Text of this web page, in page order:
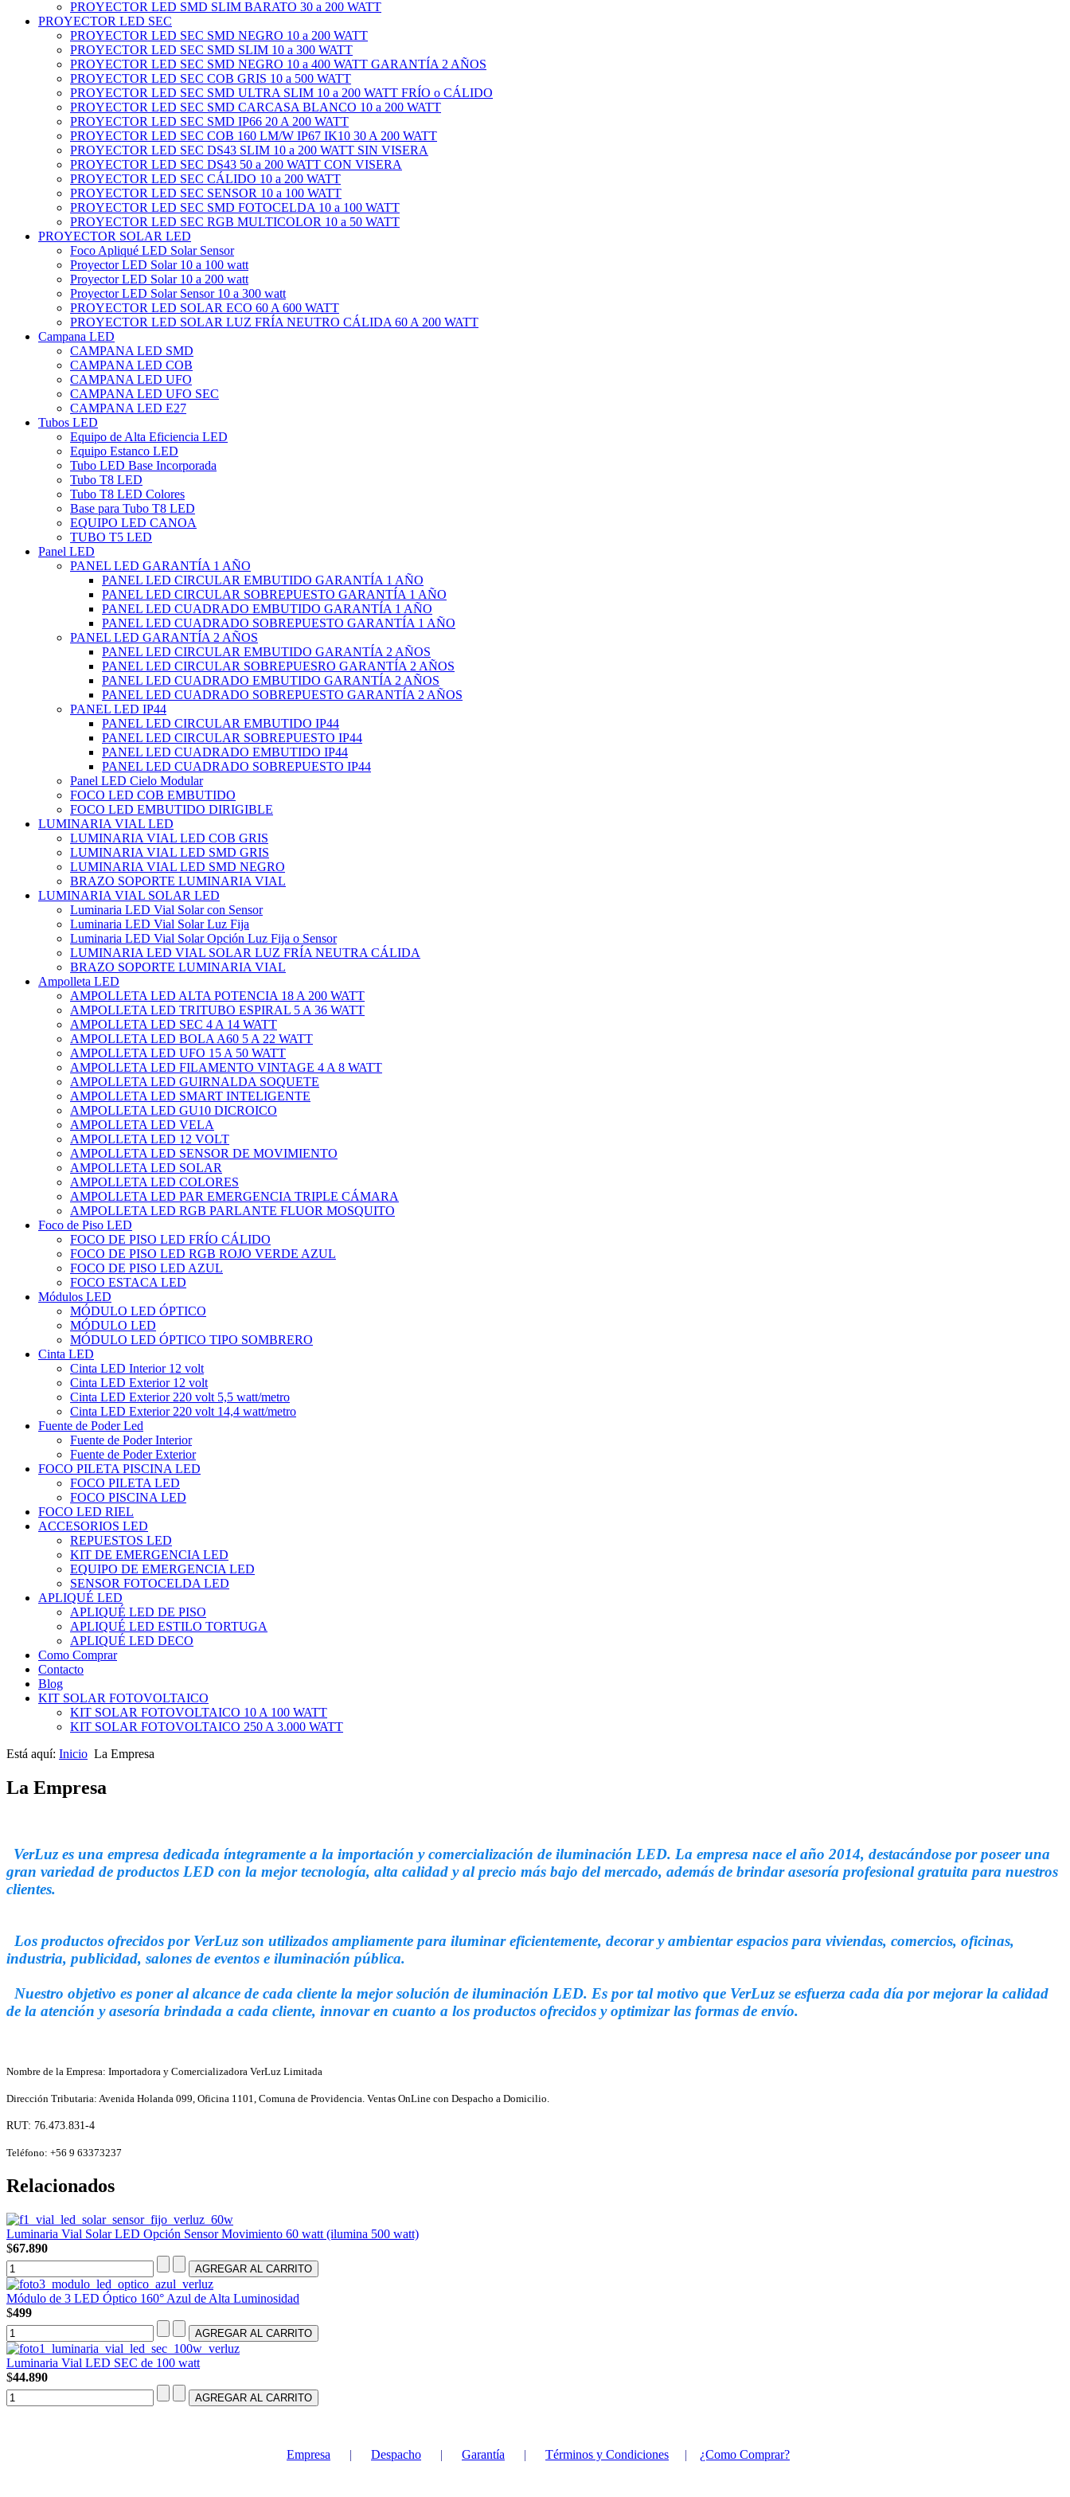
PROYECTOR LED SMD SLIM BARATO 30 a 200 WATT
PROYECTOR LED SEC
PROYECTOR LED SEC SMD NEGRO 10 a 200 WATT
PROYECTOR LED SEC SMD SLIM 10 a 300 WATT
PROYECTOR LED SEC SMD NEGRO 10 a 400 WATT GARANTÍA 2 AÑOS
PROYECTOR LED SEC COB GRIS 10 a 500 WATT
PROYECTOR LED SEC SMD ULTRA SLIM 10 a 200 WATT FRÍO o CÁLIDO
PROYECTOR LED SEC SMD CARCASA BLANCO 10 a 200 WATT
PROYECTOR LED SEC SMD IP66 20 A 200 WATT
PROYECTOR LED SEC COB 160 LM/W IP67 IK10 30 A 200 WATT
PROYECTOR LED SEC DS43 SLIM 10 a 200 WATT SIN VISERA
PROYECTOR LED SEC DS43 50 a 200 WATT CON VISERA
PROYECTOR LED SEC CÁLIDO 10 a 200 WATT
PROYECTOR LED SEC SENSOR 10 a 100 WATT
PROYECTOR LED SEC SMD FOTOCELDA 10 a 100 WATT
PROYECTOR LED SEC RGB MULTICOLOR 10 a 50 WATT
PROYECTOR SOLAR LED
Foco Apliqué LED Solar Sensor
Proyector LED Solar 10 a 100 watt
Proyector LED Solar 10 a 200 watt
Proyector LED Solar Sensor 10 a 300 watt
PROYECTOR LED SOLAR ECO 60 A 600 WATT
PROYECTOR LED SOLAR LUZ FRÍA NEUTRO CÁLIDA 60 A 200 WATT
Campana LED
CAMPANA LED SMD
CAMPANA LED COB
CAMPANA LED UFO
CAMPANA LED UFO SEC
CAMPANA LED E27
Tubos LED
Equipo de Alta Eficiencia LED
Equipo Estanco LED
Tubo LED Base Incorporada
Tubo T8 LED
Tubo T8 LED Colores
Base para Tubo T8 LED
EQUIPO LED CANOA
TUBO T5 LED
Panel LED
PANEL LED GARANTÍA 1 AÑO
PANEL LED CIRCULAR EMBUTIDO GARANTÍA 1 AÑO
PANEL LED CIRCULAR SOBREPUESTO GARANTÍA 1 AÑO
PANEL LED CUADRADO EMBUTIDO GARANTÍA 1 AÑO
PANEL LED CUADRADO SOBREPUESTO GARANTÍA 1 AÑO
PANEL LED GARANTÍA 2 AÑOS
PANEL LED CIRCULAR EMBUTIDO GARANTÍA 2 AÑOS
PANEL LED CIRCULAR SOBREPUESRO GARANTÍA 2 AÑOS
PANEL LED CUADRADO EMBUTIDO GARANTÍA 2 AÑOS
PANEL LED CUADRADO SOBREPUESTO GARANTÍA 2 AÑOS
PANEL LED IP44
PANEL LED CIRCULAR EMBUTIDO IP44
PANEL LED CIRCULAR SOBREPUESTO IP44
PANEL LED CUADRADO EMBUTIDO IP44
PANEL LED CUADRADO SOBREPUESTO IP44
Panel LED Cielo Modular
FOCO LED COB EMBUTIDO
FOCO LED EMBUTIDO DIRIGIBLE
LUMINARIA VIAL LED
LUMINARIA VIAL LED COB GRIS
LUMINARIA VIAL LED SMD GRIS
LUMINARIA VIAL LED SMD NEGRO
BRAZO SOPORTE LUMINARIA VIAL
LUMINARIA VIAL SOLAR LED
Luminaria LED Vial Solar con Sensor
Luminaria LED Vial Solar Luz Fija
Luminaria LED Vial Solar Opción Luz Fija o Sensor
LUMINARIA LED VIAL SOLAR LUZ FRÍA NEUTRA CÁLIDA
BRAZO SOPORTE LUMINARIA VIAL
Ampolleta LED
AMPOLLETA LED ALTA POTENCIA 18 A 200 WATT
AMPOLLETA LED TRITUBO ESPIRAL 5 A 36 WATT
AMPOLLETA LED SEC 4 A 14 WATT
AMPOLLETA LED BOLA A60 5 A 22 WATT
AMPOLLETA LED UFO 15 A 50 WATT
AMPOLLETA LED FILAMENTO VINTAGE 4 A 8 WATT
AMPOLLETA LED GUIRNALDA SOQUETE
AMPOLLETA LED SMART INTELIGENTE
AMPOLLETA LED GU10 DICROICO
AMPOLLETA LED VELA
AMPOLLETA LED 12 VOLT
AMPOLLETA LED SENSOR DE MOVIMIENTO
AMPOLLETA LED SOLAR
AMPOLLETA LED COLORES
AMPOLLETA LED PAR EMERGENCIA TRIPLE CÁMARA
AMPOLLETA LED RGB PARLANTE FLUOR MOSQUITO
Foco de Piso LED
FOCO DE PISO LED FRÍO CÁLIDO
FOCO DE PISO LED RGB ROJO VERDE AZUL
FOCO DE PISO LED AZUL
FOCO ESTACA LED
Módulos LED
MÓDULO LED ÓPTICO
MÓDULO LED
MÓDULO LED ÓPTICO TIPO SOMBRERO
Cinta LED
Cinta LED Interior 12 volt
Cinta LED Exterior 12 volt
Cinta LED Exterior 220 volt 5,5 watt/metro
Cinta LED Exterior 220 volt 14,4 watt/metro
Fuente de Poder Led
Fuente de Poder Interior
Fuente de Poder Exterior
FOCO PILETA PISCINA LED
FOCO PILETA LED
FOCO PISCINA LED
FOCO LED RIEL
ACCESORIOS LED
REPUESTOS LED
KIT DE EMERGENCIA LED
EQUIPO DE EMERGENCIA LED
SENSOR FOTOCELDA LED
APLIQUÉ LED
APLIQUÉ LED DE PISO
APLIQUÉ LED ESTILO TORTUGA
APLIQUÉ LED DECO
Como Comprar
Contacto
Blog
KIT SOLAR FOTOVOLTAICO
KIT SOLAR FOTOVOLTAICO 10 A 100 WATT
KIT SOLAR FOTOVOLTAICO 250 A 3.000 WATT
Está aquí: Inicio La Empresa
La Empresa
VerLuz es una empresa dedicada íntegramente a la importación y comercialización de iluminación LED. La empresa nace el año 2014, destacándose por poseer una
gran variedad de productos LED con la mejor tecnología, alta calidad y al precio más bajo del mercado, además de brindar asesoría profesional gratuita para nuestros
clientes.
Los productos ofrecidos por VerLuz son utilizados ampliamente para iluminar eficientemente, decorar y ambientar espacios para viviendas, comercios, oficinas,
industria, publicidad, salones de eventos e iluminación pública.
Nuestro objetivo es poner al alcance de cada cliente la mejor solución de iluminación LED. Es por tal motivo que VerLuz se esfuerza cada día por mejorar la calidad
de la atención y asesoría brindada a cada cliente, innovar en cuanto a los productos ofrecidos y optimizar las formas de envío.
Nombre de la Empresa: Importadora y Comercializadora VerLuz Limitada
Dirección Tributaria: Avenida Holanda 099, Oficina 1101, Comuna de Providencia. Ventas OnLine con Despacho a Domicilio.
RUT: 76.473.831-4
Teléfono: +56 9 63373237
Relacionados
Luminaria Vial Solar LED Opción Sensor Movimiento 60 watt (ilumina 500 watt)
$67.890
Módulo de 3 LED Óptico 160° Azul de Alta Luminosidad
$499
Luminaria Vial LED SEC de 100 watt
$44.890
Empresa | Despacho | Garantía | Términos y Condiciones | ¿Como Comprar?